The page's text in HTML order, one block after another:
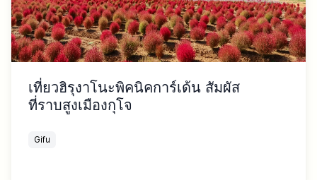
เที่ยวฮิรุงาโนะพิคนิคการ์เด้น สัมผัส
ที่ราบสูงเมืองกุโจ
Gifu